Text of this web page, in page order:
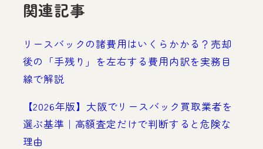
関連記事
リースバックの諸費用はいくらかかる？売却
後の「手残り」を左右する費用内訳を実務目
線で解説
【2026年版】大阪でリースバック買取業者を
選ぶ基準｜高額査定だけで判断すると危険な
理由